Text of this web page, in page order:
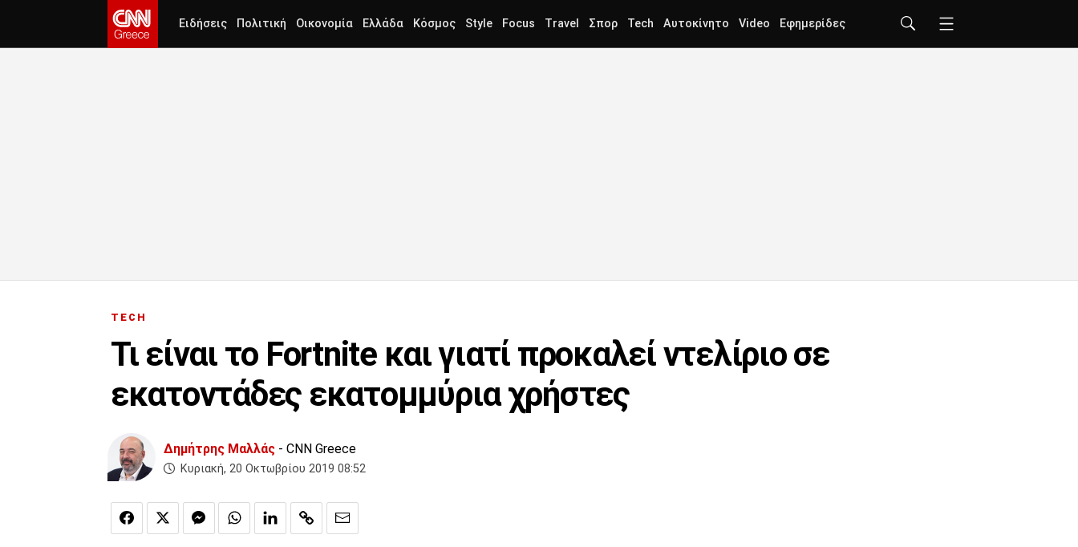
Ειδήσεις Πολιτική Οικονομία Ελλάδα Κόσμος Style Focus Travel Σπορ Tech Αυτοκίνητο Video Εφημερίδες
TECH
Τι είναι το Fortnite και γιατί προκαλεί ντελίριο σε
εκατοντάδες εκατομμύρια χρήστες
Δημήτρης Μαλλάς - CNN Greece
Κυριακή, 20 Οκτωβρίου 2019 08:52